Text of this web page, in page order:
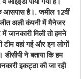
के आसपास है।. जमील 12वीं
अली कंपनी में मैनेजर
जानकारी मिली तो हमने
वहां गई और इन लोगों
ने बताया कि हम
इकट्ठा की जा रही